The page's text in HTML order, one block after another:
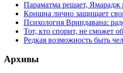
Параматма решает, Ямарадж
Кришна лично защищает
Психология Вриндавана:
Тот, кто спорит, не сможет
Редкая возможность быть
Архивы